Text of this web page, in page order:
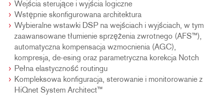
Wejścia sterujące i wyjścia logiczne
Wstępnie skonfigurowana architektura
Wybieralne wstawki DSP na wejściach i wyjściach, w tym
zaawansowane tłumienie sprzężenia zwrotnego (AFS™),
automatyczna kompensacja wzmocnienia (AGC),
kompresja, de-esing oraz parametryczna korekcja Notch
Pełna elastyczność routingu
Kompleksowa konfiguracja, sterowanie i monitorowanie z
HiQnet System Architect™